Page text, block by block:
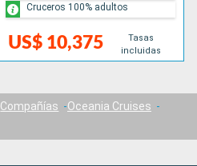
US$ 10,375
Tasas
incluidas
Cruceros 100% adultos
Compañías
Oceania Cruises